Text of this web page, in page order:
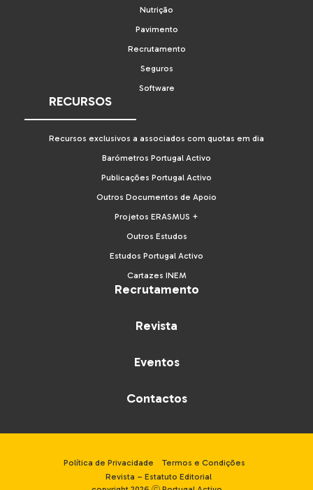
Nutrição
Pavimento
Recrutamento
Seguros
Software
RECURSOS
Recursos exclusivos a associados com quotas em dia
Barómetros Portugal Activo
Publicações Portugal Activo
Outros Documentos de Apoio
Projetos ERASMUS +
Outros Estudos
Estudos Portugal Activo
Cartazes INEM
Recrutamento
Revista
Eventos
Contactos
Política de Privacidade
Termos e Condições
Revista – Estatuto Editorial